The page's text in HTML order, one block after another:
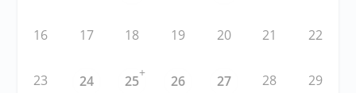
16 17 18 19 20 21 22
23 24 25
+
26 27 28 29